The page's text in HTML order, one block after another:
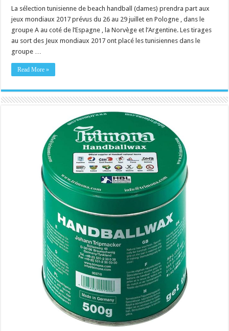
La sélection tunisienne de beach handball (dames) prendra part aux
jeux mondiaux 2017 prévus du 26 au 29 juillet en Pologne , dans le
groupe A au coté de l’Espagne , la Norvège et l’Argentine. Les tirages
au sort des Jeux mondiaux 2017 ont placé les tunisiennes dans le
groupe …
Read More »